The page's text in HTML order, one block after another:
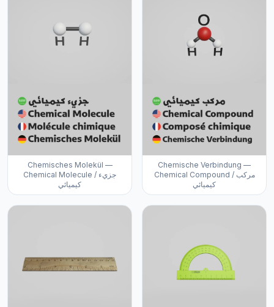
Chemisches Molekül —
Chemical Molecule / جزيء
كيميائي
Chemische Verbindung —
Chemical Compound / مركب
كيميائي